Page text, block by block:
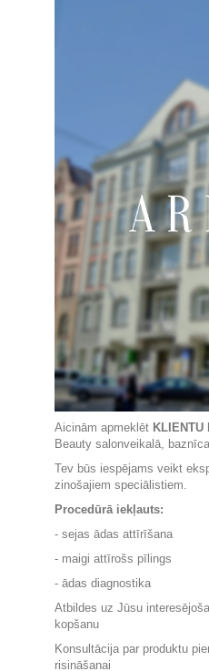
Aicinām apmeklēt KLIENTU
Beauty salonveikalā,
Tev būs iespējams veikt
zinošajiem speciālistiem.
Procedūrā iekļauts:
- sejas ādas attīrīšana
- maigi attīrošs pīlings
- ādas diagnostika
Atbildes uz Jūsu
kopšanu
Konsultācija par produktu
risināšanai